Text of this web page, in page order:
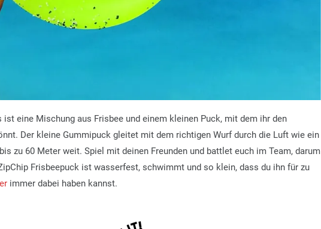
ist eine Mischung aus Frisbee und einem kleinen Puck, mit dem ihr den
Der kleine Gummipuck gleitet mit dem richtigen Wurf durch die Luft wie ein
zu 60 Meter weit. Spiel mit deinen Freunden und battlet euch im Team, darum
Frisbeepuck ist wasserfest, schwimmt und so klein, dass du ihn für zu
immer dabei haben kannst.